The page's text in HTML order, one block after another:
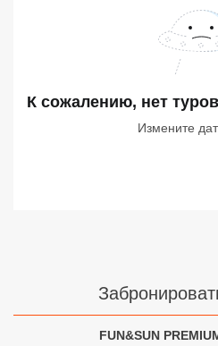
К сожалению, нет туров
Измените
FUN&SUN
Недорогие отели 3*